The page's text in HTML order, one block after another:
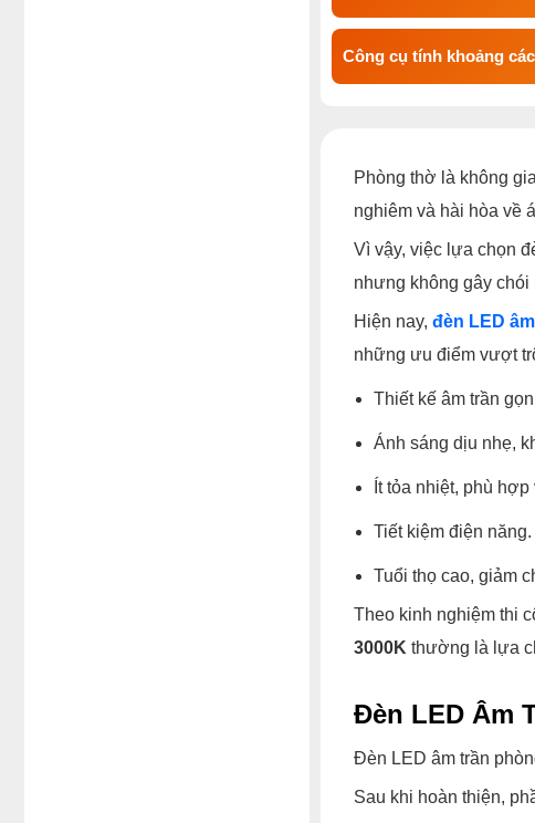
Công cụ tính khoảng
Phòng thờ là không
nghiêm và hài hòa về
Vì vậy, việc lựa chọn
nhưng không gây chói
Hiện nay, đèn LED
những ưu điểm vượt
Thiết kế âm trần
Ánh sáng dịu nhẹ,
Ít tỏa nhiệt, phù
Tiết kiệm điện năng.
Tuổi thọ cao, giảm
Theo kinh nghiệm thi
3000K thường là lựa
Đèn LED Âm
Đèn LED âm trần
Sau khi hoàn thiện,